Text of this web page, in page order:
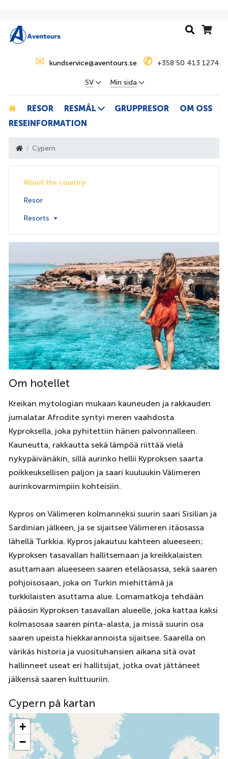
✉ kundservice@aventours.se ✆ +358 50 413 1274
SV Min sida
RESOR RESMÅL GRUPPRESOR
OM OSS
RESEINFORMATION
Cypern
About the country
Resor
Resorts
Om hotellet
Kreikan mytologian mukaan kauneuden ja rakkauden
jumalatar Afrodite syntyi meren vaahdosta
Kyproksella, joka pyhitettiin hänen palvonnalleen.
Kauneutta, rakkautta sekä lämpöä riittää vielä
nykypäivänäkin, sillä aurinko hellii Kyproksen saarta
poikkeuksellisen paljon ja saari kuuluukin Välimeren
aurinkovarmimpiin kohteisiin.
Kypros on Välimeren kolmanneksi suurin saari Sisilian ja
Sardinian jälkeen, ja se sijaitsee Välimeren itäosassa
lähellä Turkkia. Kypros jakautuu kahteen alueeseen;
Kyproksen tasavallan hallitsemaan ja kreikkalaisten
asuttamaan alueeseen saaren eteläosassa, sekä saaren
pohjoisosaan, joka on Turkin miehittämä ja
turkkilaisten asuttama alue. Lomamatkoja tehdään
pääosin Kyproksen tasavallan alueelle, joka kattaa kaksi
kolmasosaa saaren pinta-alasta, ja missä suurin osa
saaren upeista hiekkarannoista sijaitsee. Saarella on
värikäs historia ja vuosituhansien aikana sitä ovat
hallinneet useat eri hallitsijat, jotka ovat jättäneet
jälkensä saaren kulttuuriin.
Cypern på kartan
+
−